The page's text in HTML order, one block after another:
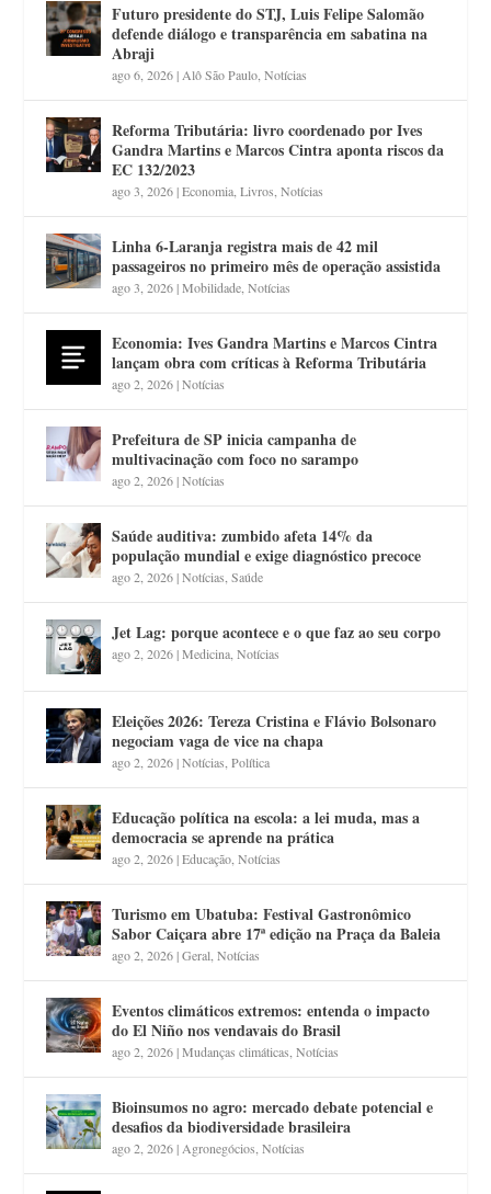
Futuro presidente do STJ, Luis Felipe Salomão
defende diálogo e transparência em sabatina na
Abraji
ago 6, 2026| Alô São Paulo ,Notícias
Reforma Tributária: livro coordenado por Ives
Gandra Martins e Marcos Cintra aponta riscos da
EC 132/2023
ago 3, 2026|Economia ,Livros ,Notícias
Linha 6-Laranja registra mais de 42 mil
passageiros no primeiro mês de operação assistida
ago 3, 2026|Mobilidade ,Notícias
Economia: Ives Gandra Martins e Marcos Cintra
lançam obra com críticas à Reforma Tributária
ago 2, 2026|Notícias
Prefeitura de SP inicia campanha de
multivacinação com foco no sarampo
ago 2, 2026|Notícias
Saúde auditiva: zumbido afeta 14% da
população mundial e exige diagnóstico precoce
ago 2, 2026|Notícias ,Saúde
Jet Lag: porque acontece e o que faz ao seu corpo
ago 2, 2026|Medicina ,Notícias
Eleições 2026: Tereza Cristina e Flávio Bolsonaro
negociam vaga de vice na chapa
ago 2, 2026|Notícias ,Política
Educação política na escola: a lei muda, mas a
democracia se aprende na prática
ago 2, 2026|Educação ,Notícias
Turismo em Ubatuba: Festival Gastronômico
Sabor Caiçara abre 17ª edição na Praça da Baleia
ago 2, 2026|Geral ,Notícias
Eventos climáticos extremos: entenda o impacto
do El Niño nos vendavais do Brasil
ago 2, 2026|Mudanças climáticas ,Notícias
Bioinsumos no agro: mercado debate potencial e
desafios da biodiversidade brasileira
ago 2, 2026| Agronegócios ,Notícias